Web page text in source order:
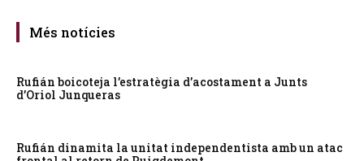
Més notícies
Rufián boicoteja l’estratègia d’acostament a Junts
d’Oriol Junqueras
Rufián dinamita la unitat independentista amb un atac